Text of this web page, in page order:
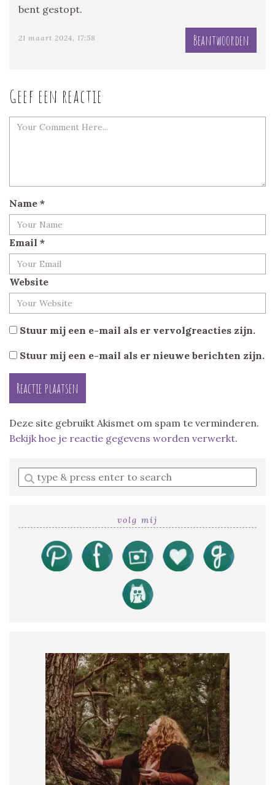
bent gestopt.
21 maart 2024, 17:58 Beantwoorden
Geef een reactie
Name *
Email *
Website
Stuur mij een e-mail als er vervolgreacties zijn.
Stuur mij een e-mail als er nieuwe berichten zijn.
Deze site gebruikt Akismet om spam te verminderen.
Bekijk hoe je reactie gegevens worden verwerkt.
Enter
a
volg mij